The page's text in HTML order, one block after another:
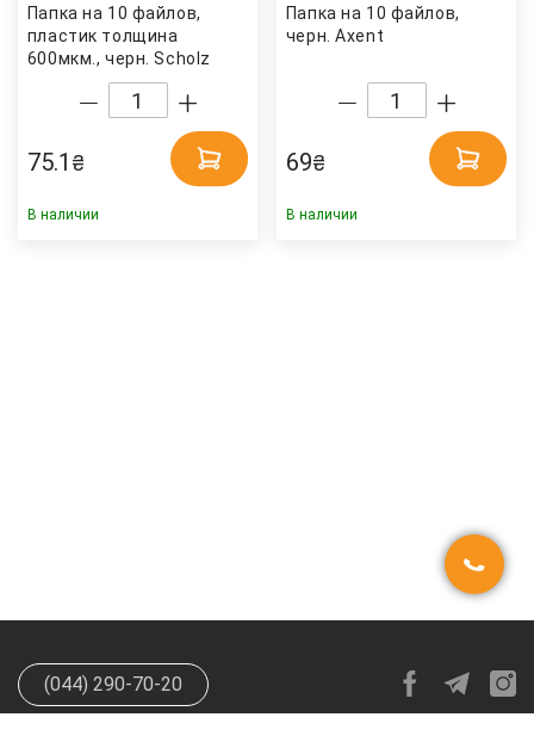
Папка на 10 файлов,
пластик толщина
600мкм., черн. Scholz
75.1 ₴
В наличии
Папка на 10 файлов,
черн. Axent
69₴
В наличии
(044) 290-70-20